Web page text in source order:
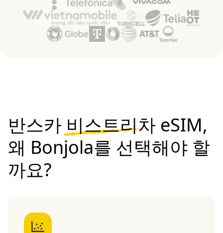
반스카 비스트리차 eSIM,
왜 Bonjola를 선택해야 할
까요?